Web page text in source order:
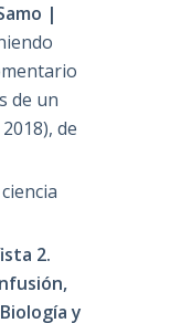
|
de un
de
2.
y